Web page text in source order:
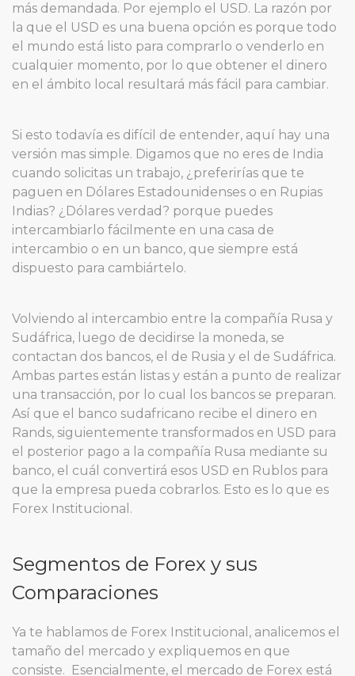
más demandada. Por ejemplo el USD. La razón por
la que el USD es una buena opción es porque todo
el mundo está listo para comprarlo o venderlo en
cualquier momento, por lo que obtener el dinero
en el ámbito local resultará más fácil para cambiar.
Si esto todavía es difícil de entender, aquí hay una
versión mas simple. Digamos que no eres de India
cuando solicitas un trabajo, ¿preferirías que te
paguen en Dólares Estadounidenses o en Rupias
Indias? ¿Dólares verdad? porque puedes
intercambiarlo fácilmente en una casa de
intercambio o en un banco, que siempre está
dispuesto para cambiártelo.
Volviendo al intercambio entre la compañía Rusa y
Sudáfrica, luego de decidirse la moneda, se
contactan dos bancos, el de Rusia y el de Sudáfrica.
Ambas partes están listas y están a punto de realizar
una transacción, por lo cual los bancos se preparan.
Así que el banco sudafricano recibe el dinero en
Rands, siguientemente transformados en USD para
el posterior pago a la compañía Rusa mediante su
banco, el cuál convertirá esos USD en Rublos para
que la empresa pueda cobrarlos. Esto es lo que es
Forex Institucional.
Segmentos de Forex y sus
Comparaciones
Ya te hablamos de Forex Institucional, analicemos el
tamaño del mercado y expliquemos en que
consiste. Esencialmente, el mercado de Forex está